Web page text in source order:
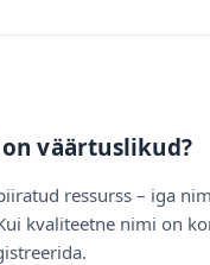
väärtuslikud?
ressurss – iga
kvaliteetne nimi on